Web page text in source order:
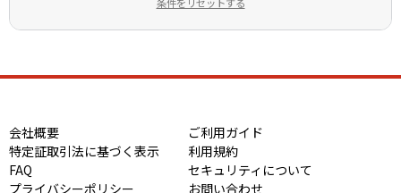
会社概要
ご利用ガイド
特定証取引法に基づく表示
利用規約
FAQ
セキュリティについて
プライバシーポリシー
お問い合わせ